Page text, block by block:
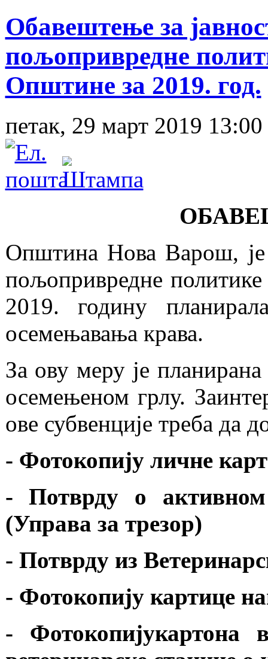
Обавештење за
пољопривредне
Општине за 2019. год.
петак, 29 март 2019 13:00
Општина Нова Варош, је
пољопривредне
2019. годину
осемењавања крава.
За ову меру је
осемењеном грлу.
ове субвенције треба да
- Фотокопију личне
- Потврду о активном
(Управа за трезор)
- Потврду из
- Фотокопију картице
- Фотокопијукартона